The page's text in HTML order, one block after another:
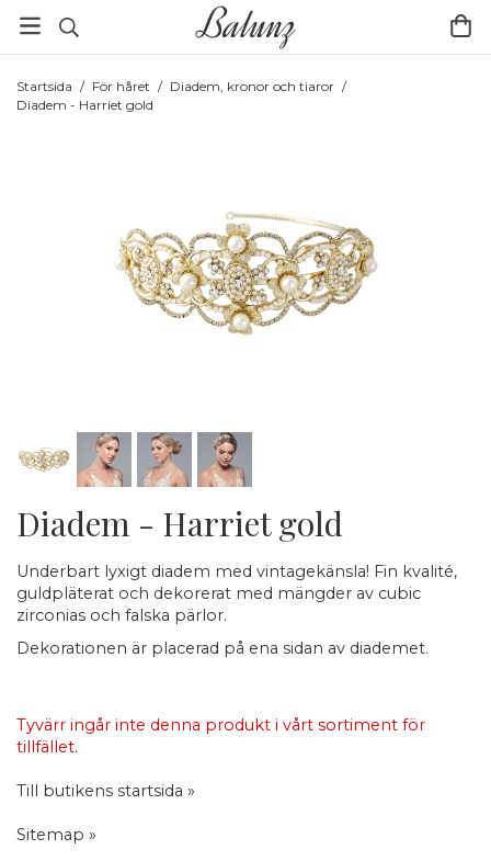
Startsida / För håret / Diadem, kronor och tiaror /
Diadem - Harriet gold
Diadem - Harriet gold
Underbart lyxigt diadem med vintagekänsla! Fin kvalité,
guldpläterat och dekorerat med mängder av cubic
zirconias och falska pärlor.
Dekorationen är placerad på ena sidan av diademet.
Tyvärr ingår inte denna produkt i vårt sortiment för
tillfället.
Till butikens startsida »
Sitemap »